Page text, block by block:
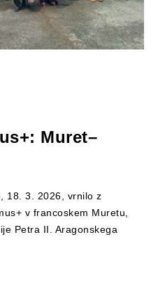
Muret–
18. 3. 2026, vrnilo z
v francoskem Muretu,
Petra II. Aragonskega